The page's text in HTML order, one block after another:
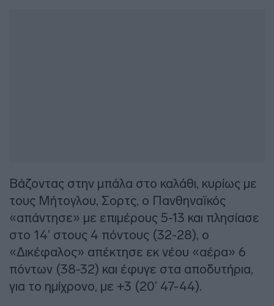
Βάζοντας στην μπάλα στο καλάθι, κυρίως με
τους Μήτογλου, Σορτς, ο Πανθηναϊκός
«απάντησε» με επιμέρους 5-13 και πλησίασε
στο 14’ στους 4 πόντους (32-28), ο
«Δικέφαλος» απέκτησε εκ νέου «αέρα» 6
πόντων (38-32) και έφυγε στα αποδυτήρια,
για το ημίχρονο, με +3 (20’ 47-44).